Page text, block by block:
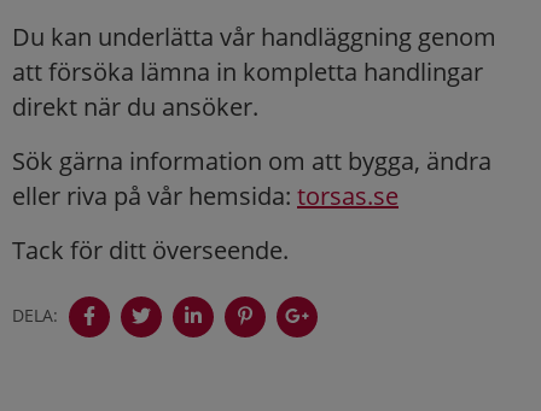
Du kan underlätta vår handläggning genom
att försöka lämna in kompletta handlingar
direkt när du ansöker.
Sök gärna information om att bygga, ändra
eller riva på vår hemsida: torsas.se
Tack för ditt överseende.
DELA: